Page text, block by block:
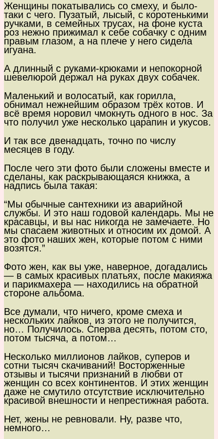
Женщины покатывались со смеху, и было-
таки с чего. Пузатый, лысый, с коротенькими
ручками, в семейных трусах, на фоне куста
роз нежно прижимал к себе собачку с одним
правым глазом, а на плече у него сидела
игуана.
А длинный с руками-крюками и непокорной
шевелюрой держал на руках двух собачек.
Маленький и волосатый, как горилла,
обнимал нежнейшим образом трёх котов. И
всё время норовил чмокнуть одного в нос. За
что получил уже несколько царапин и укусов.
И так все двенадцать, точно по числу
месяцев в году.
После чего эти фото были сложены вместе и
сделаны, как раскрывающаяся книжка, а
надпись была такая:
“Мы обычные сантехники из аварийной
службы. И это наш годовой календарь. Мы не
красавцы, и вы нас никогда не замечаете. Но
мы спасаем животных и относим их домой. А
это фото наших жен, которые потом с ними
возятся.”
Фото жен, как вы уже, наверное, догадались
— в самых красивых платьях, после макияжа
и парикмахера — находились на обратной
стороне альбома.
Все думали, что ничего, кроме смеха и
нескольких лайков, из этого не получится,
но… Получилось. Сперва десять, потом сто,
потом тысяча, а потом…
Несколько миллионов лайков, суперов и
сотни тысяч скачиваний! Восторженные
отзывы и тысячи признаний в любви от
женщин со всех континентов. И этих женщин
даже не смутило отсутствие исключительно
красивой внешности и непрестижная работа.
Нет, жены не ревновали. Ну, разве что,
немного…